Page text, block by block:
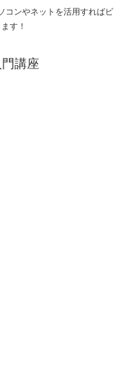
コンやネットを活用すればビ
す！
講座